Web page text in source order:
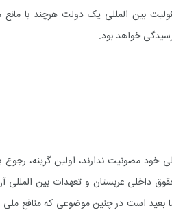
بین المللی یک دولت هرچند با
خواهد بود.
خود مصونیت ندارند، اولین گزینه،
داخلی عربستان و تعهدات بین
بعید است در چنین موضوعی که منافع